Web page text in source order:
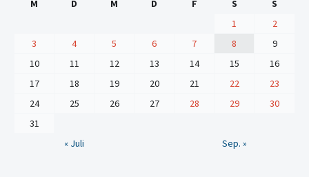
M
D M D F S
S
1
2
3
4 5 6 7 8
9
10
11 12 13 14 15
16
17
18 19 20 21 22
23
24
25 26 27 28 29
30
31
« Juli
Sep. »